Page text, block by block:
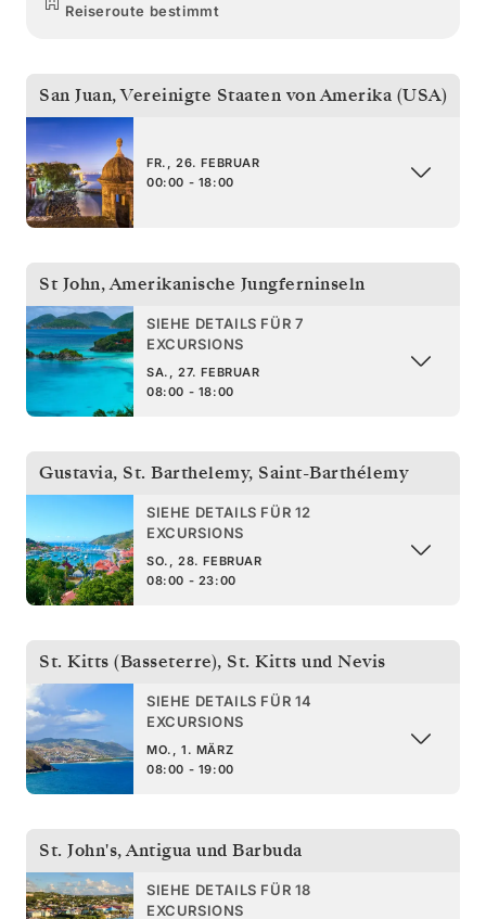
Reiseroute bestimmt
San Juan,Vereinigte Staaten von Amerika (USA)
FR., 26. FEBRUAR
00:00 - 18:00
St John,Amerikanische Jungferninseln
SIEHE DETAILS FÜR 7
EXCURSIONS
SA., 27. FEBRUAR
08:00 - 18:00
Gustavia, St. Barthelemy, Saint-Barthélemy
SIEHE DETAILS FÜR 12
EXCURSIONS
SO., 28. FEBRUAR
08:00 - 23:00
St. Kitts (Basseterre), St. Kitts und Nevis
SIEHE DETAILS FÜR 14
EXCURSIONS
MO., 1. MÄRZ
08:00 - 19:00
St. John's,Antigua und Barbuda
SIEHE DETAILS FÜR 18
EXCURSIONS